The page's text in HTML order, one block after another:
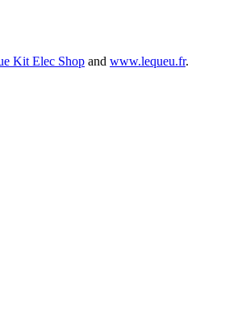
Kit Elec Shop and www.lequeu.fr.